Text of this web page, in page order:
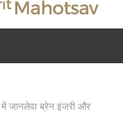
में जानलेवा ब्रेन इंजरी और